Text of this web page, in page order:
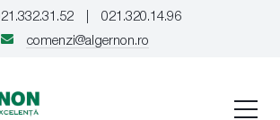
021.320.14.96
comenzi@algernon.ro